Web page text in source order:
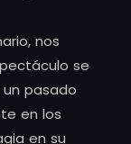
nos
se
pasado
en los
en su